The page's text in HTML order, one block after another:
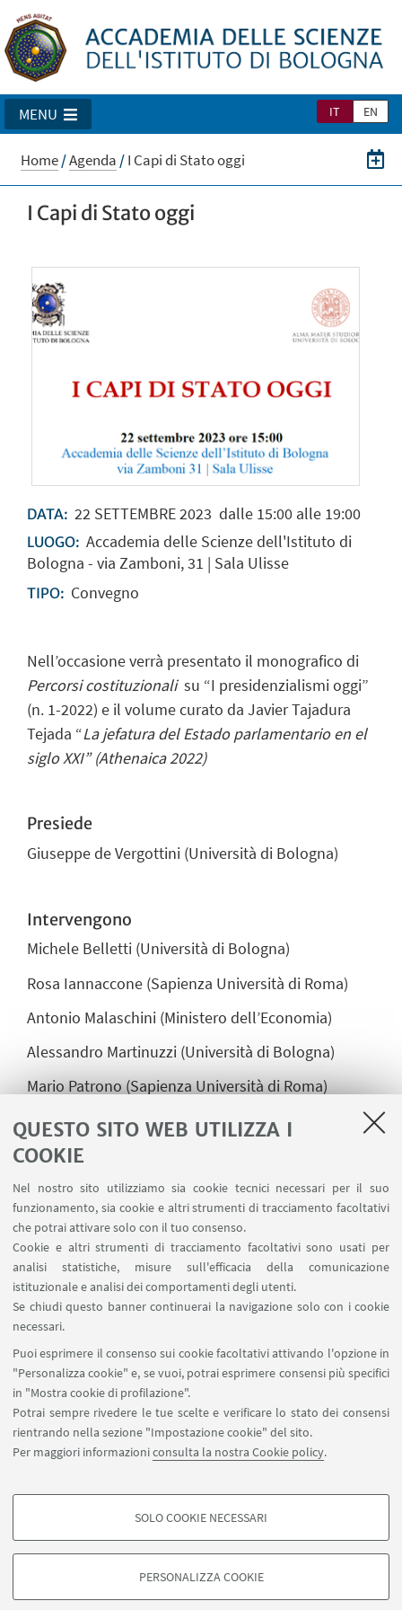
QUESTO SITO WEB UTILIZZA I
COOKIE
Nel nostro sito utilizziamo sia cookie tecnici necessari per il suo
funzionamento, sia cookie e altri strumenti di tracciamento facoltativi
che potrai attivare solo con il tuo consenso.
Cookie e altri strumenti di tracciamento facoltativi sono usati per
analisi statistiche, misure sull'efficacia della comunicazione
istituzionale e analisi dei comportamenti degli utenti.
Se chiudi questo banner continuerai la navigazione solo con i cookie
necessari.
Puoi esprimere il consenso sui cookie facoltativi attivando l'opzione in
"Personalizza cookie" e, se vuoi, potrai esprimere consensi più specifici
in "Mostra cookie di profilazione".
Potrai sempre rivedere le tue scelte e verificare lo stato dei consensi
rientrando nella sezione "Impostazione cookie" del sito.
Per maggiori informazioniconsulta la nostra Cookie policy.
COOKIE DI PROFILAZIONE - FACOLTATIVI
degli utenti, creare profili in base al loro comportamento sul sito, per analisi
di marketing.
SOLO COOKIE NECESSARI
PERSONALIZZA COOKIE
IT EN
MENU
Home/Agenda /I Capi di Stato oggi
I Capi di Stato oggi
DATA: 22SETTEMBRE2023 dalle 15:00 alle 19:00
LUOGO: Accademia delle Scienze dell'Istituto di
Bologna - via Zamboni, 31 | Sala Ulisse
TIPO: Convegno
Nell’occasione verrà presentato il monografico di
Percorsi costituzionali su “I presidenzialismi oggi”
(n. 1-2022) e il volume curato da Javier Tajadura
Tejada “La jefatura del Estado parlamentario en el
siglo XXI” (Athenaica 2022)
Presiede
Giuseppe de Vergottini (Università di Bologna)
Intervengono
Michele Belletti (Università di Bologna)
Rosa Iannaccone (Sapienza Università di Roma)
Antonio Malaschini (Ministero dell’Economia)
Alessandro Martinuzzi (Università di Bologna)
Mario Patrono(Sapienza Università di Roma)
Javier Tajadura Tejada(Universidad del País Vasco)
Conclusioni:
Francesco Biagi(Università di Bologna)
ALLEGATI
Locandina [ .pdf 226Kb ]
Seguici su: